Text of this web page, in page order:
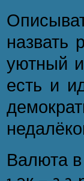
назвать
уютный
есть и
Валюта